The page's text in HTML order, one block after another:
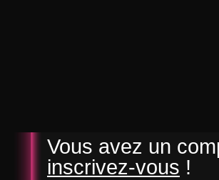
Vous avez un
inscrivez-vous !